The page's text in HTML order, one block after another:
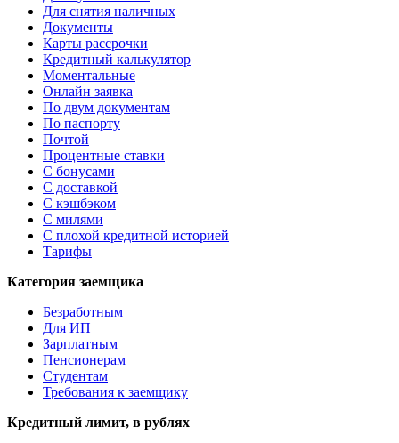
Для снятия наличных
Документы
Карты рассрочки
Кредитный калькулятор
Моментальные
Онлайн заявка
По двум документам
По паспорту
Почтой
Процентные ставки
С бонусами
С доставкой
С кэшбэком
С милями
С плохой кредитной историей
Тарифы
Категория заемщика
Безработным
Для ИП
Зарплатным
Пенсионерам
Студентам
Требования к заемщику
Кредитный лимит, в рублях